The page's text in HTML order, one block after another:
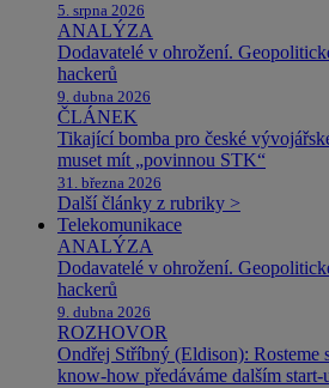
5. srpna 2026
ANALÝZA
Dodavatelé v ohrožení.
hackerů
9. dubna 2026
ČLÁNEK
Tikající bomba pro české
muset mít „povinnou STK“
31. března 2026
Další články z rubriky >
Telekomunikace
ANALÝZA
Dodavatelé v ohrožení.
hackerů
9. dubna 2026
ROZHOVOR
Ondřej Stříbný (Eldison): Rosteme
know-how předáváme dalším start-